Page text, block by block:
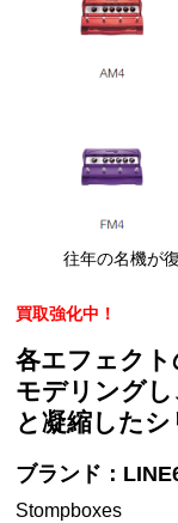
往年の名機が
買取強化中！
各エフェク
モデリング
と凝縮した
ブランド：
Stompboxes